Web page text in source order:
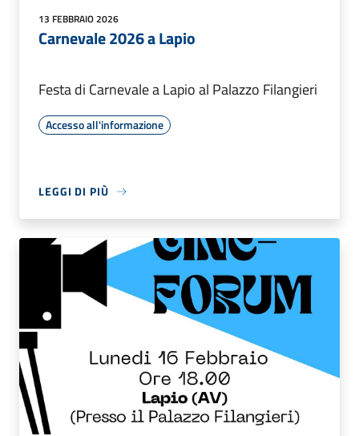
13 FEBBRAIO 2026
Carnevale 2026 a Lapio
Festa di Carnevale a Lapio al Palazzo Filangieri
Accesso all'informazione
LEGGI DI PIÙ